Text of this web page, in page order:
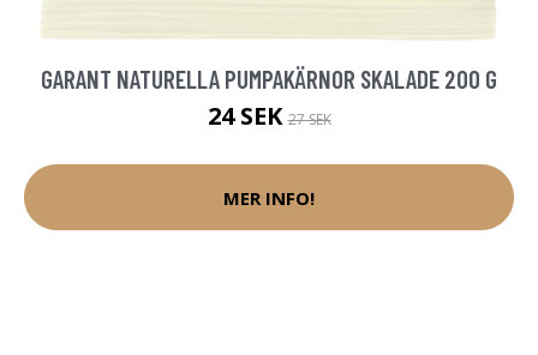
GARANT NATURELLA PUMPAKÄRNOR SKALADE 200 G
24 SEK27 SEK
MER INFO!